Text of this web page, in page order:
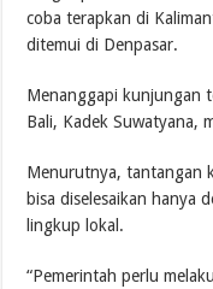
coba terapkan di
ditemui di Denpasar.
Menanggapi kunjungan
Bali, Kadek Suwatyana,
Menurutnya, tantangan
bisa diselesaikan hanya
lingkup lokal.
“Pemerintah perlu